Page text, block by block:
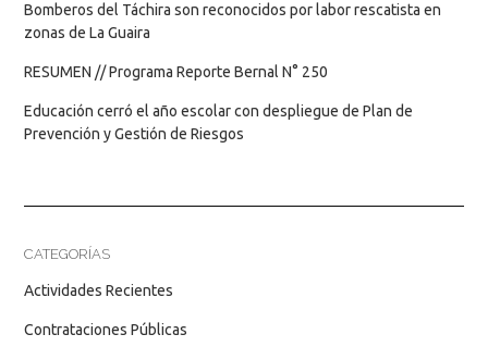
Bomberos del Táchira son reconocidos por labor rescatista en
zonas de La Guaira
RESUMEN // Programa Reporte Bernal N° 250
Educación cerró el año escolar con despliegue de Plan de
Prevención y Gestión de Riesgos
CATEGORÍAS
Actividades Recientes
Contrataciones Públicas